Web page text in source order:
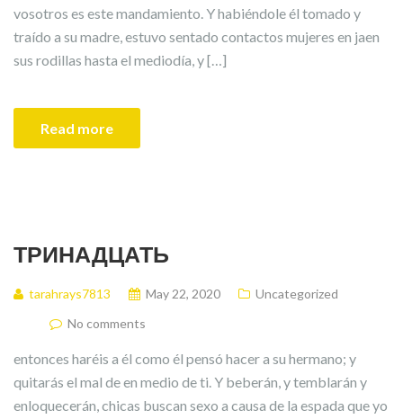
vosotros es este mandamiento. Y habiéndole él tomado y
traído a su madre, estuvo sentado contactos mujeres en jaen
sus rodillas hasta el mediodía, y […]
Read more
ТРИНАДЦАТЬ
tarahrays7813 May 22, 2020
Uncategorized
No comments
entonces haréis a él como él pensó hacer a su hermano; y
quitarás el mal de en medio de ti. Y beberán, y temblarán y
enloquecerán, chicas buscan sexo a causa de la espada que yo